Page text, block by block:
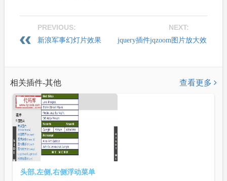
PREVIOUS: NEXT:
新浪军事幻灯片效果
jquery插件jqzoom图片放大效
相关插件-其他 查看更多
头部,左侧,右侧浮动菜单